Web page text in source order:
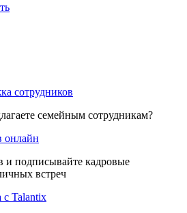
сотрудников
семейным сотрудникам?
онлайн
и подписывайте кадровые
встреч
с Talantix